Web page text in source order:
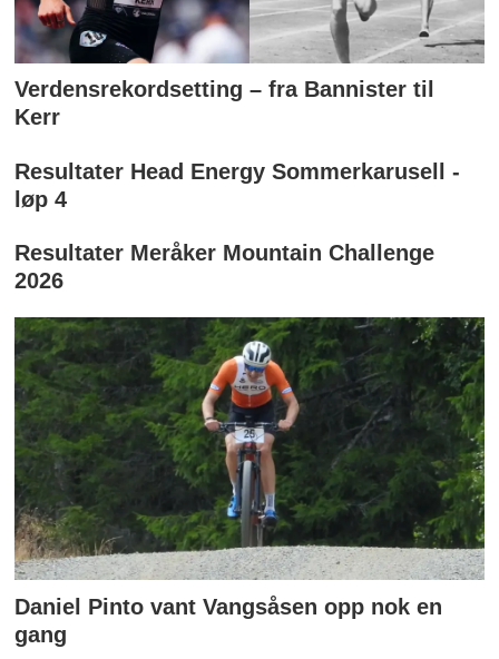
Verdensrekordsetting – fra Bannister til
Kerr
Resultater Head Energy Sommerkarusell -
løp 4
Resultater Meråker Mountain Challenge
2026
Daniel Pinto vant Vangsåsen opp nok en
gang